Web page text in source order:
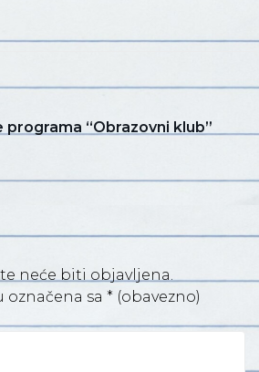
programa “Obrazovni klub”
neće biti objavljena.
označena sa * (obavezno)